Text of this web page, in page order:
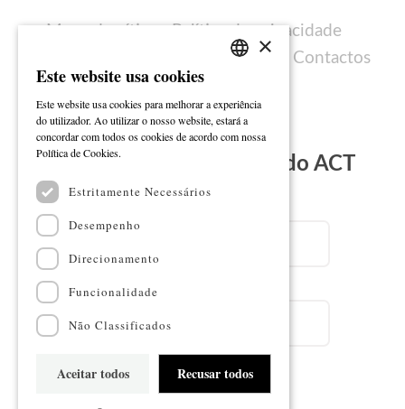
Mapa do sítio
Política de privacidade
Ficha técnica Contactos
Subscreva a Newsletter do ACT
Subscrever
ENGLISH
×
Este website usa cookies
Este website usa cookies para melhorar a experiência
do utilizador. Ao utilizar o nosso website, estará a
concordar com todos os cookies de acordo com nossa
Política de Cookies.
Estritamente Necessários
Desempenho
Direcionamento
Funcionalidade
Não Classificados
Aceitar todos Recusar todos